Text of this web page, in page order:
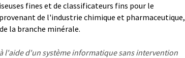
fines et de classificateurs fins pour le
de l'industrie chimique et pharmaceutique,
la branche minérale.
l'aide d'un système informatique sans intervention